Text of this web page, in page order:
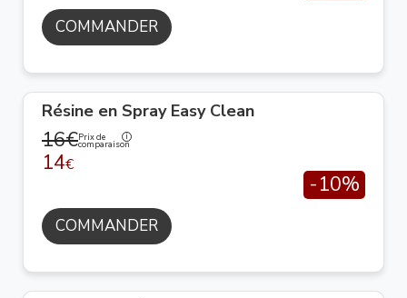
COMMANDER
Résine en Spray Easy Clean
16€Prix de
comparaison
14€
-10%
COMMANDER